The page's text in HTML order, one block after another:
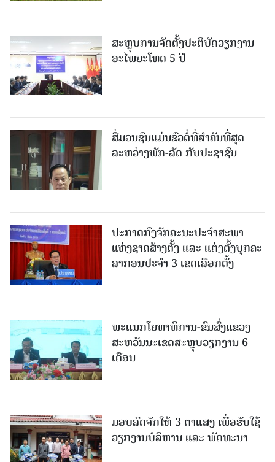
ສະຫຼຸບການຈັດຕັ້ງປະຕິບັດວຽກງານ
ອະໄພຍະໂທດ 5 ປີ
ສື່ມວນຊົນແມ່ນຂົວຕໍ່ທີ່ສໍາຄັນທີ່ສຸດ
ລະຫວ່າງພັກ-ລັດ ກັບປະຊາຊົນ
ປະກາດກົງຈັກຄະນະປະຈໍາສະພາ
ແຫ່ງຊາດສ້າງຕັ້ງ ແລະ ແຕ່ງຕັ້ງບຸກຄະ
ລາກອນປະຈໍາ 3 ເຂດເລືອກຕັ້ງ
ພະແນກໂຍທາທິການ-ຂົນສົ່ງແຂວງ
ສະຫວັນນະເຂດສະຫຼຸບວຽກງານ 6
ເດືອນ
ມອບລົດຈັກໃຫ້ 3 ຕາແສງ ເພື່ອຮັບໃຊ້
ວຽກງານບໍລິຫານ ແລະ ພັດທະນາ